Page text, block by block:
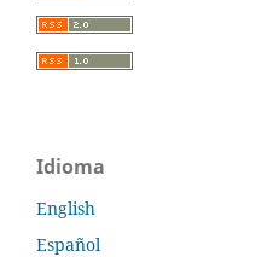
Idioma
English
Español